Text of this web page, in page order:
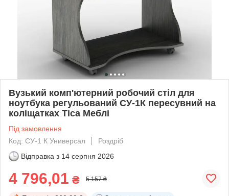
Вузький комп'ютерний робочий стіл для
ноутбука регульований СУ-1К пересувний на
коліщатках Тіса Меблі
Під замовлення
Код: СУ-1 К Универсал
Роздріб
Відправка з 14 серпня 2026
4 796,01 ₴ 5 157 ₴